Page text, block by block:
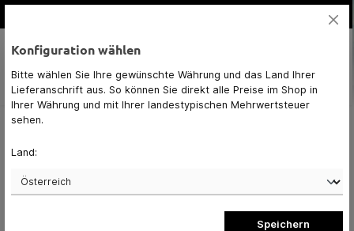
Navigation 0,00 €*
Deine E-Mail-Adresse
Konfiguration wählen
Bitte wählen Sie Ihre gewünschte Währung und das Land Ihrer
Lieferanschrift aus. So können Sie direkt alle Preise im Shop in
Ihrer Währung und mit Ihrer landestypischen Mehrwertsteuer
sehen.
Land:
Speichern